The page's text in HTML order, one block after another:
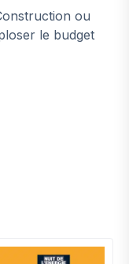
ou
le budget